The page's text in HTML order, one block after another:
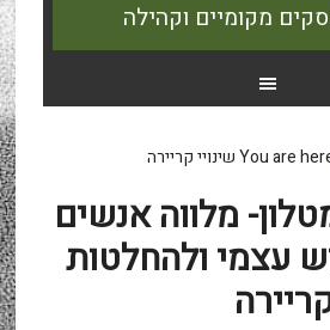
מקומיים וקהילה
You are
מלווה אנשים
עצמי ולהחלטות